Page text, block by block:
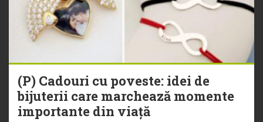
(P) Cadouri cu poveste: idei de
bijuterii care marchează momente
importante din viață